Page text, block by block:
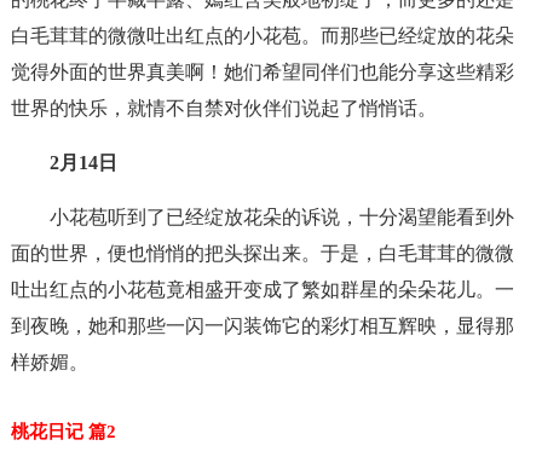
白毛茸茸的微微吐出红点的小花苞。而那些已经绽放的花朵
觉得外面的世界真美啊！她们希望同伴们也能分享这些精彩
世界的快乐，就情不自禁对伙伴们说起了悄悄话。
2月14日
小花苞听到了已经绽放花朵的诉说，十分渴望能看到外
面的世界，便也悄悄的把头探出来。于是，白毛茸茸的微微
吐出红点的小花苞竟相盛开变成了繁如群星的朵朵花儿。一
到夜晚，她和那些一闪一闪装饰它的彩灯相互辉映，显得那
样娇媚。
桃花日记 篇2